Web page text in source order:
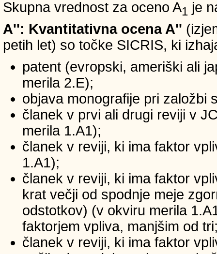
Skupna vrednost za oceno A1 je
A'': Kvantitativna ocena A''
petih let) so točke SICRIS, ki
patent (evropski, ameriški ali
merila 2.E);
objava monografije pri založbi
članek v prvi ali drugi reviji v
merila 1.A1);
članek v reviji, ki ima faktor
1.A1);
članek v reviji, ki ima faktor
krat večji od spodnje meje
odstotkov) (v okviru merila
faktorjem vpliva, manjšim od
članek v reviji, ki ima faktor